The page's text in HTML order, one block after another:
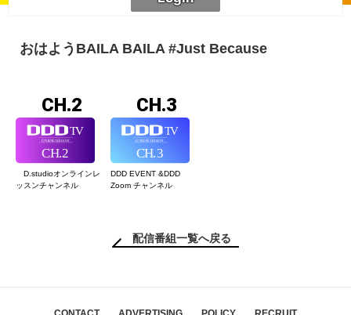
おはようBAILA BAILA #Just Because
CH.2
D.studioオンラインレ
ッスンチャンネル
CH.3
DDD EVENT &DDD
Zoom チャンネル
配信番組一覧へ戻る